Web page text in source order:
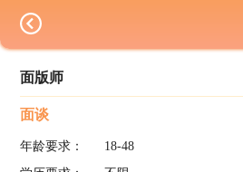
面版师
面谈
年龄要求：
18-48